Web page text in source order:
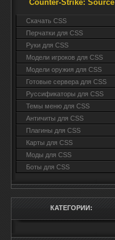
Counter-Strike: Source
Cкачать CSS
Перчатки для CSS
Руки для CSS
Модели игроков для CSS
Модели оружия для CSS
Готовые сервера для CSS
Руссификаторы для CSS
Темы меню для CSS
Античиты для CSS
Плагины для CSS
Карты для CSS
Моды для CSS
Боты для CSS
КАТЕГОРИИ: